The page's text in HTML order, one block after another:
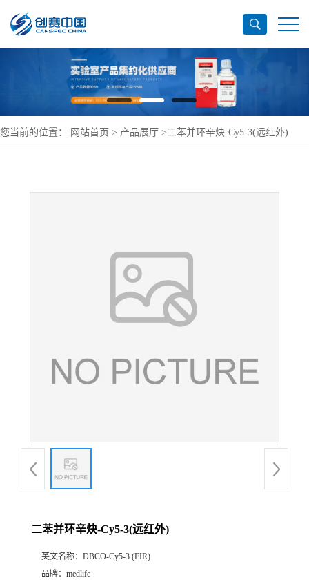
您当前的位置： 网站首页 > 产品展厅 >二苯并环辛炔-Cy5-3(远红外)
二苯并环辛炔-Cy5-3(远红外)
英文名称： DBCO-Cy5-3 (FIR)
品牌： medlife